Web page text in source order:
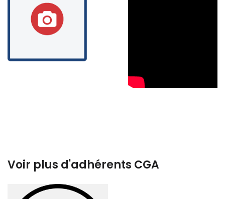
Voir plus d'adhérents CGA